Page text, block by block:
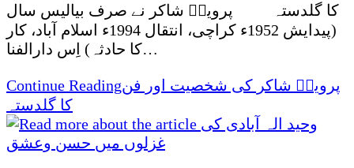
کا گلدستہ پروینؔ شاکر نے صرف بیالیس سال
(پیدایش 1952ء کراچی، انتقال 1994ء اسلام آباد، کار
کا حادثہ) اِس دارالفنا…
Continue Readingپروینؔ شاکر کی شخصیت اور فن
کا گلدستہ